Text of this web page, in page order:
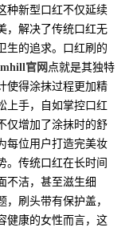
种新型口红不仅延续
，解决了传统口红无
生的追求。口红刷的
官网点就是其独特
使得涂抹过程更加精
上手，自如掌控口红
仅增加了涂抹时的舒
每位用户打造完美妆
。传统口红在长时间
不洁，甚至滋生细
刷头带有保护盖，
健康的女性而言，这